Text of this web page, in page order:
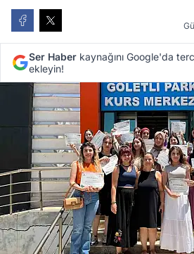
Ser Haber kaynağını Google'da
ekleyin!